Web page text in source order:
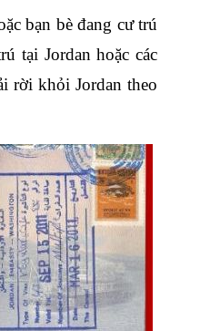
bạn bè đang cư trú
tại Jordan hoặc các
rời khỏi Jordan theo